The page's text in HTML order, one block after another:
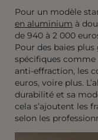
Pour un modèle
en aluminium à
de 940 à 2 000
Pour des baies
spécifiques
anti-effraction, les
euros, voire plus.
durabilité et sa
cela s’ajoutent les
selon les